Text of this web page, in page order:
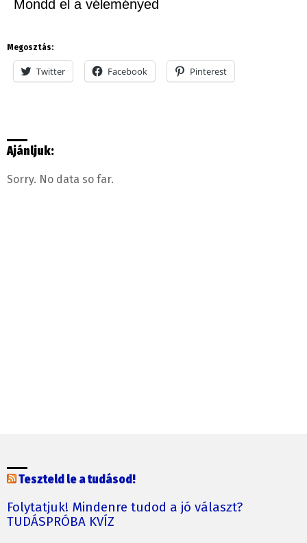
Mondd el a véleményed
Megosztás:
Twitter Facebook Pinterest
Ajánljuk:
Sorry. No data so far.
Teszteld le a tudásod!
Folytatjuk! Mindenre tudod a jó választ?
TUDÁSPRÓBA KVÍZ